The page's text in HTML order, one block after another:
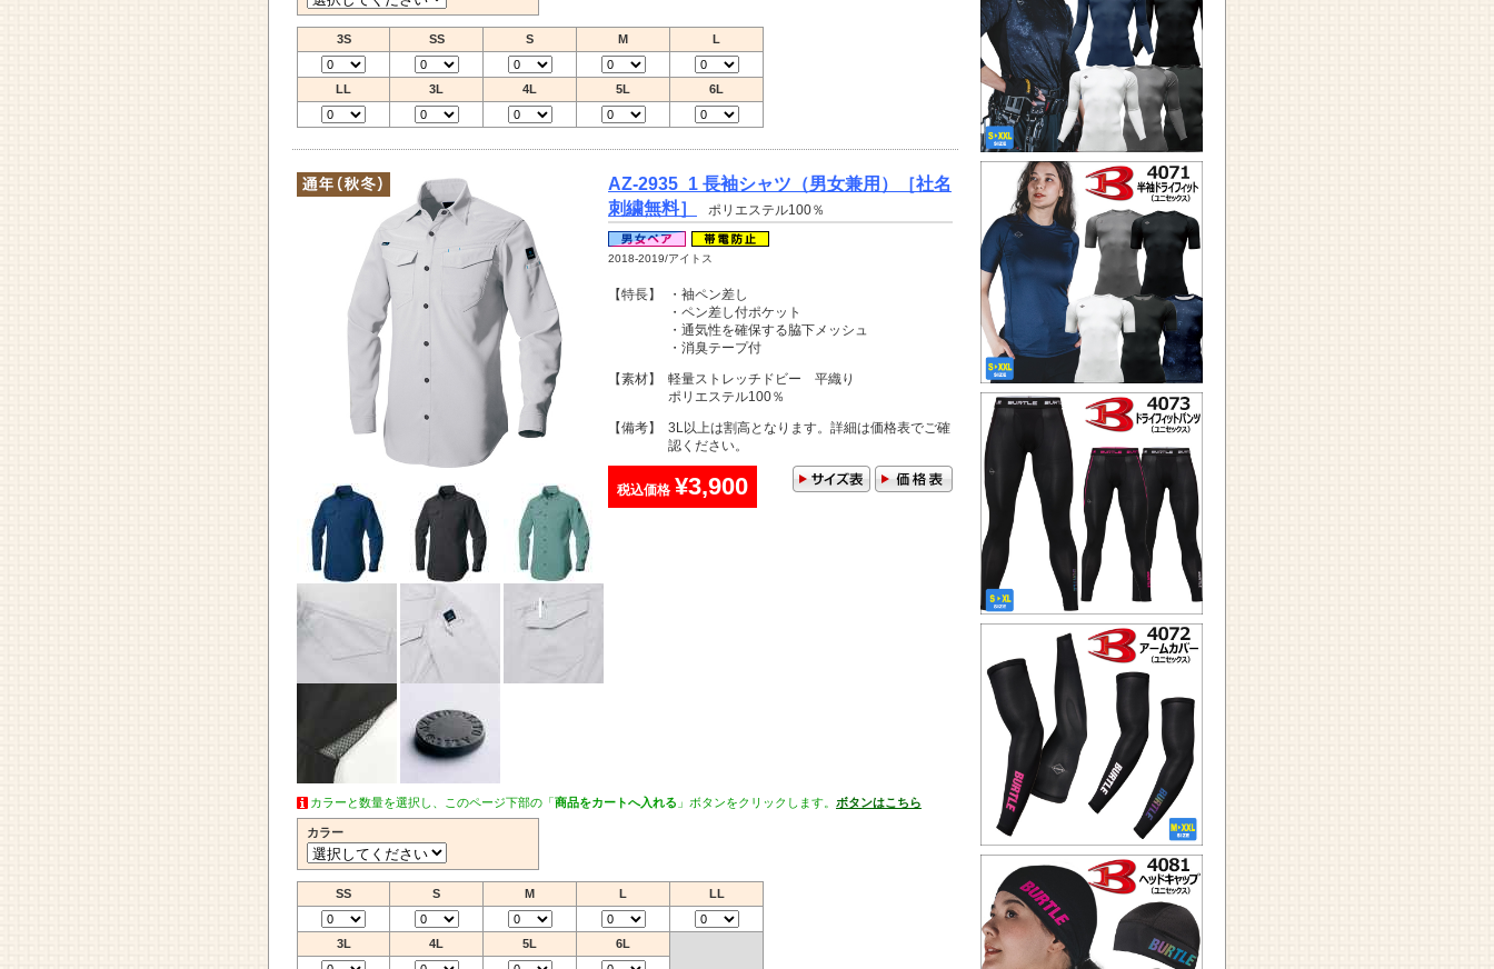
3S SS S M L
LL 3L 4L 5L 6L
AZ-2935_1 長袖シャツ（男女兼用）［社名
刺繍無料］
ポリエステル100％
2018-2019/アイトス
【特長】
・袖ペン差し
・ペン差し付ポケット
・通気性を確保する脇下メッシュ
・消臭テープ付
【素材】
軽量ストレッチドビー 平織り
ポリエステル100％
【備考】
3L以上は割高となります。詳細は価格表でご確
認ください。
税込価格 ¥3,900
カラーと数量を選択し、このページ下部の「商品をカートへ入れる 」ボタンをクリックします。 ボタンはこちら
カラー
SS S M L LL
3L 4L 5L 6L